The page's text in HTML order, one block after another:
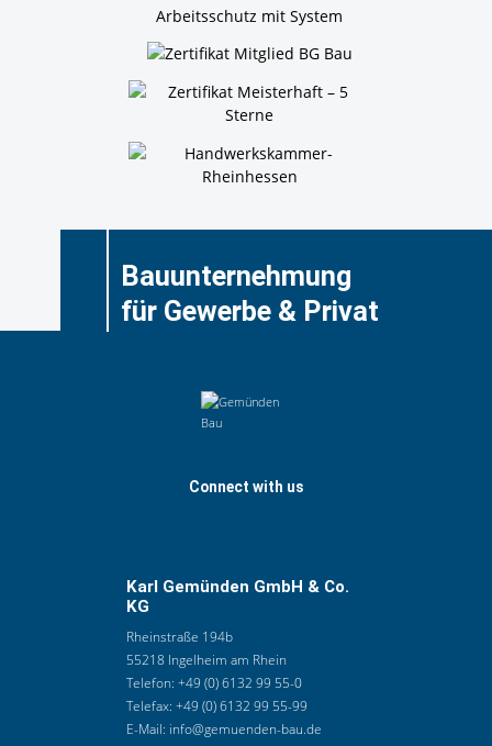
Bauunternehmung
für Gewerbe & Privat
Connect with us
Karl Gemünden GmbH & Co.
KG
Rheinstraße 194b
55218 Ingelheim am Rhein
Telefon:+49 (0) 6132 99 55-0
Telefax:+49 (0) 6132 99 55-99
E-Mail: info@gemuenden-bau.de